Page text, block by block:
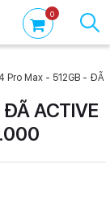
0
Pro Max - 512GB - ĐÃ
ACTIVE